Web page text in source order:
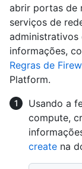
abrir portas de
serviços de
administrativos
informações,
Regras de
Platform.
Usando a
compute,
create na